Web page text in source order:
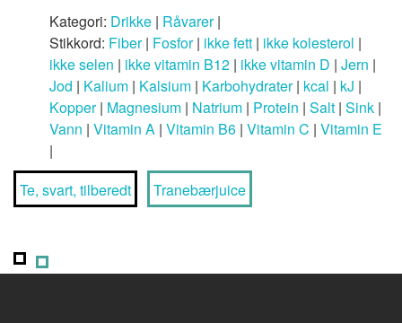
Kategori: Drikke | Råvarer|
Stikkord: Fiber| Fosfor| ikke fett | ikke kolesterol |
ikke selen | ikke vitamin B12 | ikke vitamin D | Jern |
Jod | Kalium | Kalsium | Karbohydrater| kcal | kJ |
Kopper| Magnesium | Natrium | Protein | Salt | Sink |
Vann | Vitamin A | Vitamin B6 | Vitamin C | Vitamin E
|
Te, svart, tilberedt
Tranebærjuice